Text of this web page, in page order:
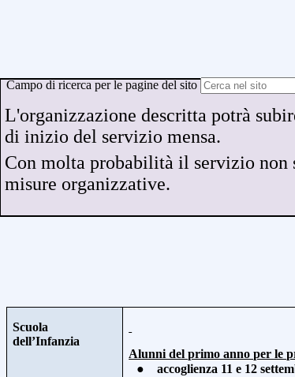
Campo di ricerca per le pagine del sito
L'organizzazione descritta potrà
di inizio del servizio mensa.
Con molta probabilità il servizio non
misure organizzative.
Scuola
dell’Infanzia
Alunni del primo anno per le
●
accoglienza 11 e 12